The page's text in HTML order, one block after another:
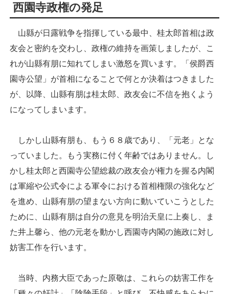
西園寺政権の発足
山縣が日露戦争を指揮している最中、桂太郎首相は政
友会と密約を交わし、政権の維持を画策しましたが、こ
れが山縣有朋に知れてしまい激怒を買います。「侯爵西
園寺公望」が首相になることで何とか決着はつきました
が、以降、山縣有朋は桂太郎、政友会に不信を抱くよう
になってしまいます。
しかし山縣有朋も、もう６８歳であり、「元老」とな
っていました。もう実務に付く年齢ではありません。し
かし桂太郎と西園寺公望総裁の政友会が権力を握る内閣
は軍縮や公式令による軍令における首相権限の強化など
を進め、山縣有朋の望まない方向に動いていこうとした
ために、山縣有朋は自分の意見を明治天皇に上奏し、ま
た井上馨ら、他の元老を動かし西園寺内閣の施政に対し
妨害工作を行います。
当時、内務大臣であった原敬は、これらの妨害工作を